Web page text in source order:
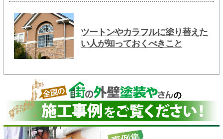
ツートンやカラフルに塗り替えた
い人が知っておくべきこと